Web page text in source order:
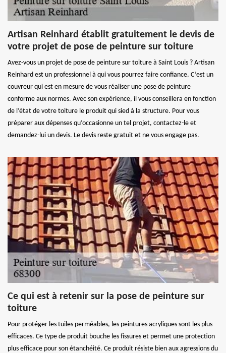
Artisan Reinhard établit gratuitement le devis de
votre projet de pose de peinture sur toiture
Avez-vous un projet de pose de peinture sur toiture à Saint Louis ? Artisan
Reinhard est un professionnel à qui vous pourrez faire confiance. C’est un
couvreur qui est en mesure de vous réaliser une pose de peinture
conforme aux normes. Avec son expérience, il vous conseillera en fonction
de l’état de votre toiture le produit qui sied à la structure. Pour vous
préparer aux dépenses qu’occasionne un tel projet, contactez-le et
demandez-lui un devis. Le devis reste gratuit et ne vous engage pas.
Ce qui est à retenir sur la pose de peinture sur
toiture
Pour protéger les tuiles perméables, les peintures acryliques sont les plus
efficaces. Ce type de produit bouche les fissures et permet une protection
plus efficace pour son étanchéité. Ce produit résiste bien aux agressions du